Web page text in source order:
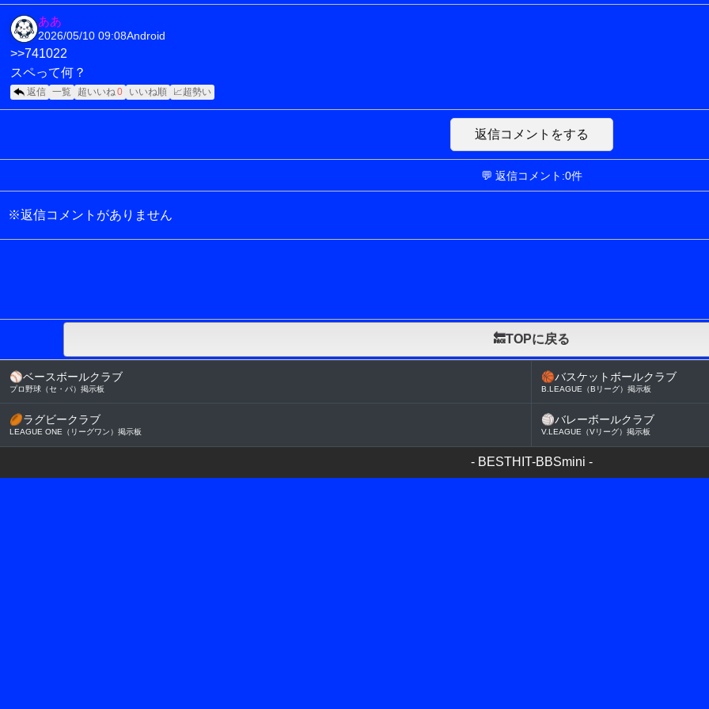
ああ
2026/05/10 09:08Android
>>741022
スペって何？
返信 一覧 超いいね 0 いいね順 📈超勢い
返信コメントをする
💬 返信コメント:0件
※返信コメントがありません
🔙TOPに戻る
⚾ベースボールクラブ
プロ野球（セ・パ）掲示板
🏀バスケットボールクラブ
B.LEAGUE（Bリーグ）掲示板
🏉ラグビークラブ
LEAGUE ONE（リーグワン）掲示板
🏐バレーボールクラブ
V.LEAGUE（Vリーグ）掲示板
- BESTHIT-BBSmini -